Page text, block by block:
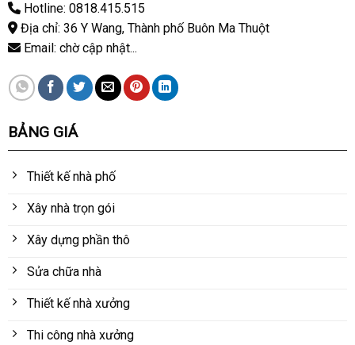
Hotline: 0818.415.515
Địa chỉ: 36 Y Wang, Thành phố Buôn Ma Thuột
Email: chờ cập nhật...
BẢNG GIÁ
Thiết kế nhà phố
Xây nhà trọn gói
Xây dựng phần thô
Sửa chữa nhà
Thiết kế nhà xưởng
Thi công nhà xưởng